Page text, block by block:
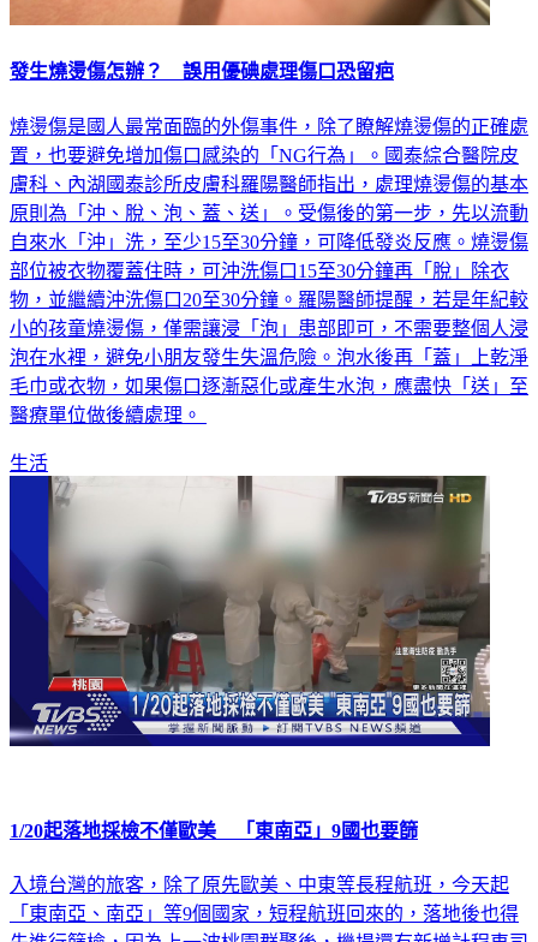
發生燒燙傷怎辦？ 誤用優碘處理傷口恐留疤
燒燙傷是國人最常面臨的外傷事件，除了瞭解燒燙傷的正確處
置，也要避免增加傷口感染的「NG行為」。國泰綜合醫院皮
膚科、內湖國泰診所皮膚科羅陽醫師指出，處理燒燙傷的基本
原則為「沖、脫、泡、蓋、送」。受傷後的第一步，先以流動
自來水「沖」洗，至少15至30分鐘，可降低發炎反應。燒燙傷
部位被衣物覆蓋住時，可沖洗傷口15至30分鐘再「脫」除衣
物，並繼續沖洗傷口20至30分鐘。羅陽醫師提醒，若是年紀較
小的孩童燒燙傷，僅需讓浸「泡」患部即可，不需要整個人浸
泡在水裡，避免小朋友發生失溫危險。泡水後再「蓋」上乾淨
毛巾或衣物，如果傷口逐漸惡化或產生水泡，應盡快「送」至
醫療單位做後續處理。
生活
1/20起落地採檢不僅歐美 「東南亞」9國也要篩
入境台灣的旅客，除了原先歐美、中東等長程航班，今天起
「東南亞、南亞」等9個國家，短程航班回來的，落地後也得